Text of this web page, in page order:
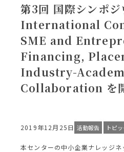
第3回 国際シンポジ
International
SME and
Financing,
Industry-
Collaboration を
2019年12月25日 活動報告 トピ
本センターの中小企業ナレッジ